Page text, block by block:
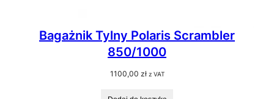
Bagażnik Tylny Polaris Scrambler
850/1000
1100,00 zł z VAT